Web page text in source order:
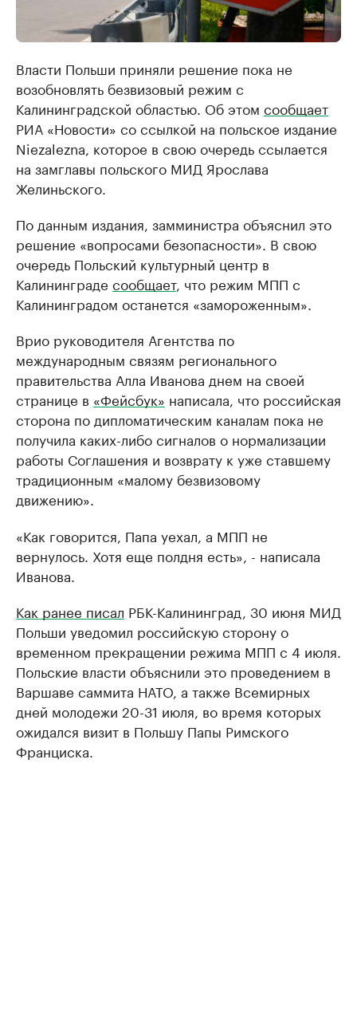
Власти Польши приняли решение пока не
возобновлять безвизовый режим с
Калининградской областью. Об этом сообщает
РИА «Новости» со ссылкой на польское издание
Niezalezna, которое в свою очередь ссылается
на замглавы польского МИД Ярослава
Желиньского.
По данным издания, замминистра объяснил это
решение «вопросами безопасности». В свою
очередь Польский культурный центр в
Калининграде сообщает, что режим МПП с
Калининградом останется «замороженным».
Врио руководителя Агентства по
международным связям регионального
правительства Алла Иванова днем на своей
странице в «Фейсбук» написала, что российская
сторона по дипломатическим каналам пока не
получила каких-либо сигналов о нормализации
работы Соглашения и возврату к уже ставшему
традиционным «малому безвизовому
движению».
«Как говорится, Папа уехал, а МПП не
вернулось. Хотя еще полдня есть», - написала
Иванова.
Как ранее писал РБК-Калининград, 30 июня МИД
Польши уведомил российскую сторону о
временном прекращении режима МПП с 4 июля.
Польские власти объяснили это проведением в
Варшаве саммита НАТО, а также Всемирных
дней молодежи 20-31 июля, во время которых
ожидался визит в Польшу Папы Римского
Франциска.